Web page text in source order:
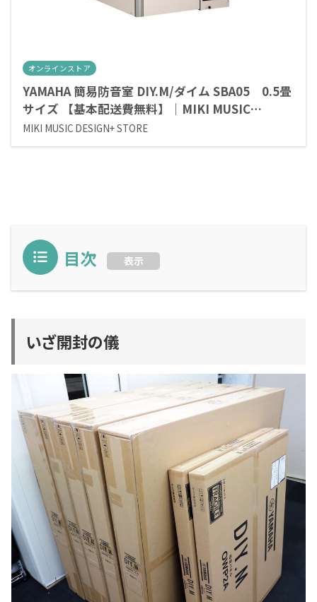
オンラインストア
YAMAHA 簡易防音室 DIY.M/ダイム SBA05 0.5畳
サイズ 【基本配送費無料】｜MIKI MUSIC
DESIGN+ STORE
MIKI MUSIC DESIGN+ STORE
目次 表示
いざ開封の儀